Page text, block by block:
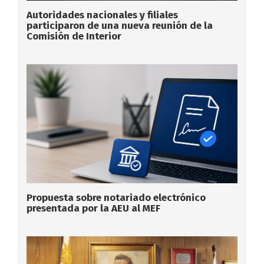
Autoridades nacionales y filiales
participaron de una nueva reunión de la
Comisión de Interior
Propuesta sobre notariado electrónico
presentada por la AEU al MEF